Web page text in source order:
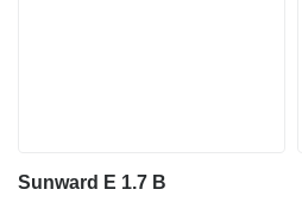
Sunward E 1.7 B